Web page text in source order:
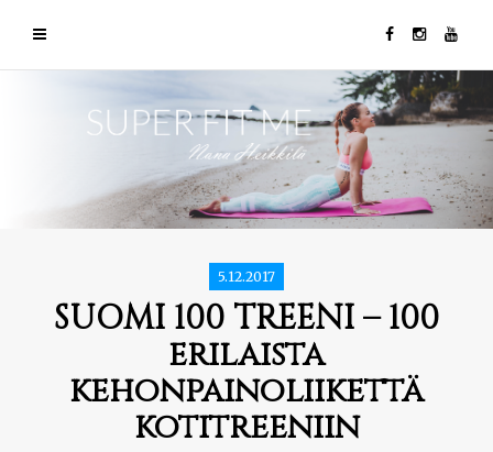
5.12.2017
SUOMI 100 TREENI – 100
erilaista
kehonpainoliikettä
kotitreeniin